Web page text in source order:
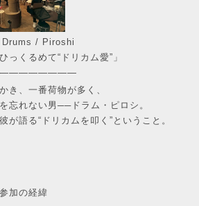
/ Piroshi
っくるめて“ドリカム愛”」
き、一番荷物が多く、
忘れない男──ドラム・ピロシ。
が語る“ドリカムを叩く”ということ。
加の経緯